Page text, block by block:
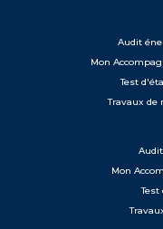
Audit
Mon
Test
Travaux de
Mon